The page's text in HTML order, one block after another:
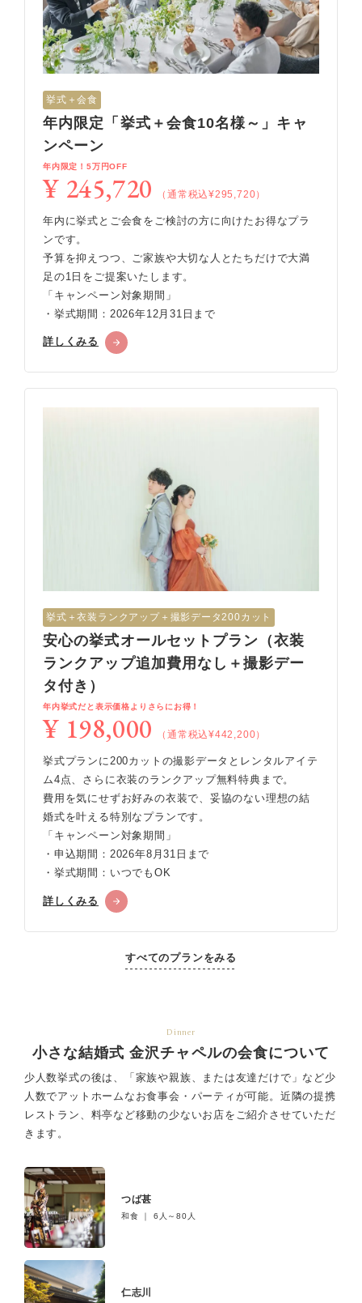
挙式＋会食
年内限定「挙式＋会食10名様～」キャ
ンペーン
年内限定！5万円OFF
¥ 245,720 （通常税込¥295,720）
年内に挙式とご会食をご検討の方に向けたお得なプラ
ンです。
予算を抑えつつ、ご家族や大切な人とたちだけで大満
足の1日をご提案いたします。
「キャンペーン対象期間」
・挙式期間：2026年12月31日まで
詳しくみる
挙式︎＋衣装ランクアップ＋撮影データ200カット
安心の挙式オールセットプラン（衣装
ランクアップ追加費用なし＋撮影デー
タ付き）
年内挙式だと表示価格よりさらにお得！
¥ 198,000 （通常税込¥442,200）
挙式プランに200カットの撮影データとレンタルアイテ
ム4点、さらに衣装のランクアップ無料特典まで。
費用を気にせずお好みの衣装で、妥協のない理想の結
婚式を叶える特別なプランです。
「キャンペーン対象期間」
・申込期間：2026年8月31日まで
・挙式期間：いつでもOK
詳しくみる
すべてのプランをみる
Dinner
小さな結婚式 金沢チャペルの会食について
少人数挙式の後は、「家族や親族、または友達だけで」など少
人数でアットホームなお食事会・パーティが可能。 近隣の提携
レストラン、料亭など移動の少ないお店をご紹介させていただ
きます。
つば甚
和食 ｜ 6人～80人
仁志川